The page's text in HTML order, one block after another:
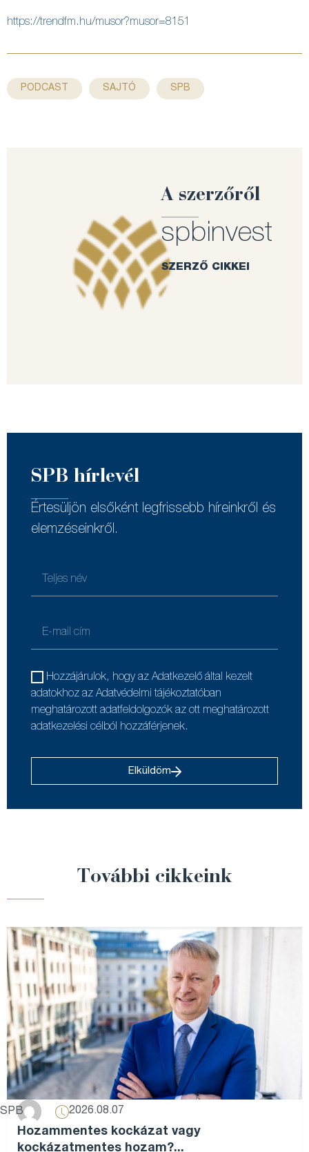
https://trendfm.hu/musor?musor=8151
PODCAST SAJTÓ SPB
A szerzőről
spbinvest
SZERZŐ CIKKEI
SPB hírlevél
Értesüljön elsőként legfrissebb híreinkről és
elemzéseinkről.
Hozzájárulok, hogy az Adatkezelő által kezelt
adatokhoz az Adatvédelmi tájékoztatóban
meghatározott adatfeldolgozók az ott meghatározott
adatkezelési célból hozzáférjenek.
Elküldöm
További cikkeink
SPB 2026.08.07
Hozammentes kockázat vagy
kockázatmentes hozam?...